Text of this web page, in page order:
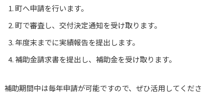
町へ申請を行います。
町で審査し、交付決定通知を受け取ります。
年度末までに実績報告を提出します。
補助金請求書を提出し、補助金を受け取ります。
補助期間中は毎年申請が可能ですので、ぜひ活用してくださ